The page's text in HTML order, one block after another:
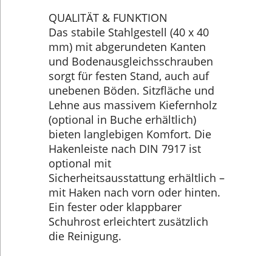
QUALITÄT & FUNKTION
Das stabile Stahlgestell (40 x 40
mm) mit abgerundeten Kanten
und Bodenausgleichsschrauben
sorgt für festen Stand, auch auf
unebenen Böden. Sitzfläche und
Lehne aus massivem Kiefernholz
(optional in Buche erhältlich)
bieten langlebigen Komfort. Die
Hakenleiste nach DIN 7917 ist
optional mit
Sicherheitsausstattung erhältlich –
mit Haken nach vorn oder hinten.
Ein fester oder klappbarer
Schuhrost erleichtert zusätzlich
die Reinigung.